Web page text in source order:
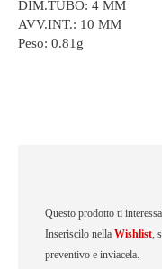
Questo prodotto ti
Inseriscilo nella Wishlist,
preventivo e inviacela.
DIM.TUBO: 4 MM
AVV.INT.: 10 MM
Peso: 0.81g